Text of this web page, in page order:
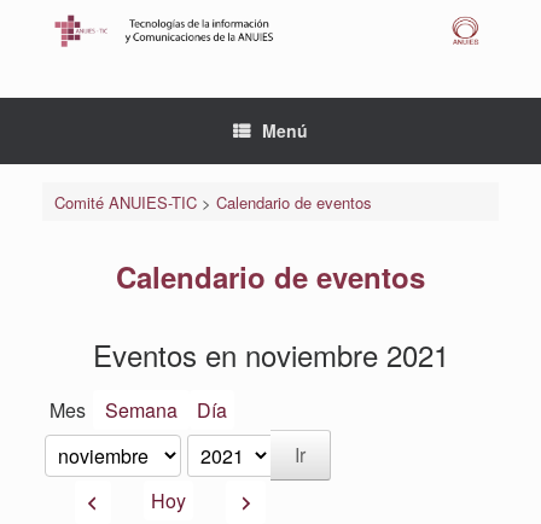
Menú
Comité ANUIES-TIC> Calendario de eventos
Calendario de eventos
Eventos en noviembre 2021
Mes Semana Día
Mes
Año
AnteriorHoy Siguiente